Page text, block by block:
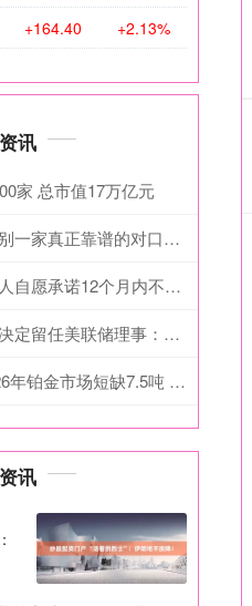
+164.40 +2.13%
讯
家 总市值17万亿元
五五策略 在河北，如何甄别一家真正靠谱的对口升学机构？2026年4月业内深度解析
五五策略 天安新材：实控人自愿承诺12个月内不减持
五五策略 特朗普谈鲍威尔决定留任美联储理事：我不在乎
五五策略 WPIC：预计2026年铂金市场短缺7.5吨 投资领域需求增长65%
讯